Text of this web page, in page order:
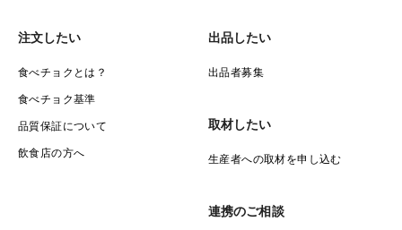
注文したい
食べチョクとは？
食べチョク基準
品質保証について
飲食店の方へ
出品したい
出品者募集
取材したい
生産者への取材を申し込む
連携のご相談